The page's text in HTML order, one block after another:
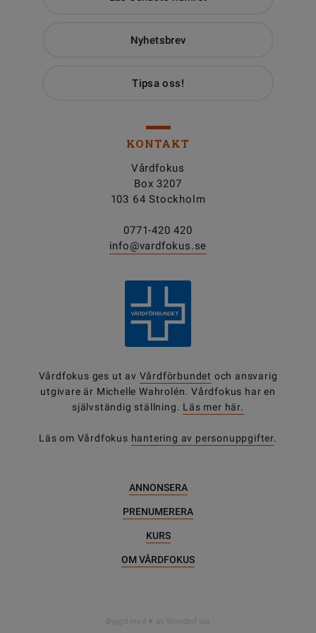
Nyhetsbrev
Tipsa oss!
KONTAKT
Vårdfokus
Box 3207
103 64 Stockholm
0771-420 420
info@vardfokus.se
Vårdfokus ges ut av Vårdförbundet och ansvarig
utgivare är Michelle Wahrolén. Vårdfokus har en
självständig ställning. Läs mer här.
Läs om Vårdfokus hantering av personuppgifter.
ANNONSERA
PRENUMERERA
KURS
OM VÅRDFOKUS
Byggd med av WonderFour